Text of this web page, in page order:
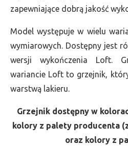
zapewniające dobrą jakość
Model występuje w wielu
wymiarowych. Dostępny jest
wersji wykończenia Loft.
wariancie Loft to grzejnik,
warstwą lakieru.
Grzejnik dostępny w
kolory z palety producenta
oraz kolory z